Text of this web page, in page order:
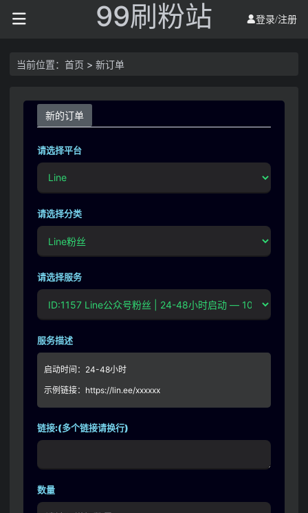
99刷粉站 登录/注册
当前位置：首页 > 新订单
新的订单
请选择平台
请选择分类
请选择服务
服务描述
启动时间：24-48小时
示例链接：https://lin.ee/xxxxxx
链接:(多个链接请换行)
数量